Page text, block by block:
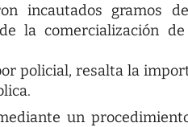
incautados gramos
la comercialización
policial, resalta la
un